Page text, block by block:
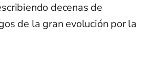
decenas de
de la gran evolución por la